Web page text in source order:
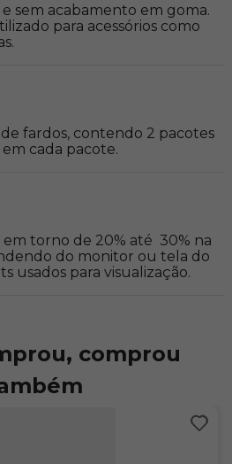
sem acabamento em goma.
para acessórios como
fardos, contendo 2 pacotes
cada pacote.
torno de 20% até  30% na
do monitor ou tela do
usados para visualização.
comprou